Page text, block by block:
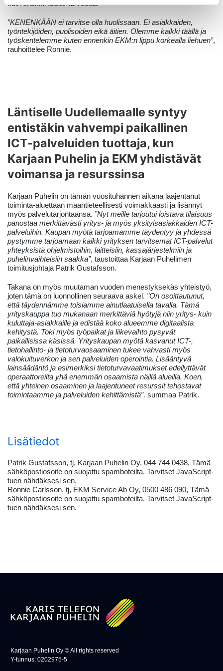
kuin ensimmäiset 42 vuotta.
”KENENKÄÄN ei tarvitse olla huolissaan. Ei asiakkaiden,
työntekijöiden, puolisoiden eikä äitien. Olemme kaikki täällä ja
työskentelemme kuten ennenkin EKM:n lippu korkealla liehuen”,
rauhoittelee Ronnie.
Läntiselle Uudellemaalle syntyy
entistäkin vahvempi paikallinen
ICT-palveluiden tuottaja, kun
Karjaan Puhelin ja EKM yhdistävät
voimansa ja resurssinsa
Karjaan Puhelin on tämän vuosituhannen aikana laajentanut
toiminta-aluettaan maantieteellisesti voimakkaasti ja lisännyt
myös palvelutarjontaansa. ”Nyt meille tarjoutui loistava tilaisuus
panostaa merkittävästi yritys- ja myös yksityisasiakkaiden ICT-
palveluihin. Kaupan myötä tarjoamamme täydentyy ja yhdessä
pystymme tarjoamaan kaikki yrityksen tarvitsemat ICT-palvelut
yhteyksistä ohjelmistoihin, laitteisiin, kassajärjestelmiin ja
puhelinvaihteisiin saakka”, taustoittaa Karjaan Puhelimen
toimitusjohtaja Patrik Gustafsson.
Takana on myös muutaman vuoden menestyksekäs yhteistyö,
joten tämä on luonnollinen seuraava askel. ”On osoittautunut,
että täydennämme toisiamme ainutlaatuisella tavalla. Tämä
yrityskauppa tuo mukanaan merkittäviä hyötyjä niin yritys- kuin
kuluttaja-asiakkaille ja edistää koko alueemme digitaalista
kehitystä. Toki myös työpaikat ja liikevaihto pysyvät
paikallisissa käsissä. Yrityskaupan myötä kasvanut ICT-,
tietohallinto- ja tietoturvaosaaminen tukee vahvasti myös
valokuituverkon ja sen palveluiden operointia. Lisääntyvä
lainsäädäntö ja esimerkiksi tietoturvavaatimukset edellyttävät
operaattoreilta yhä enemmän osaamista näillä alueilla. Koen,
että yhteinen osaaminen ja laajentuneet resurssit tehostavat
toimintaamme ja palveluiden kehittämistä”, summaa Patrik.
Lisätiedot
Patrik Gustafsson, tj, Karjaan Puhelin Oy, 044 744 0438, Tämä
sähköpostiosoite on suojattu spamboteilta. Tarvitset JavaScript-
tuen nähdäksesi sen.
Ronnie Carlsson, tj, EKM Service Ab Oy, 0500 486 090, Tämä
sähköpostiosoite on suojattu spamboteilta. Tarvitset JavaScript-
tuen nähdäksesi sen.
Karjaan Puhelin Oy © All rights reserved
Y-tunnus: 0202975-5